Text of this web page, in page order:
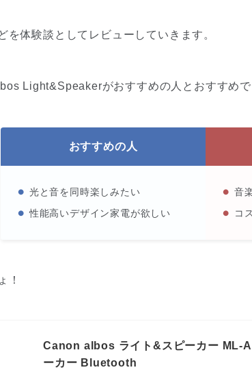
を体験談としてレビューしていきます。
Light&Speakerがおすすめの人とおすすめで
おすすめの人
光と音を同時楽しみたい
性能高いデザイン家電が欲しい
音
コ
！
Canon albos ライト&スピーカー ML-
ーカー Bluetooth